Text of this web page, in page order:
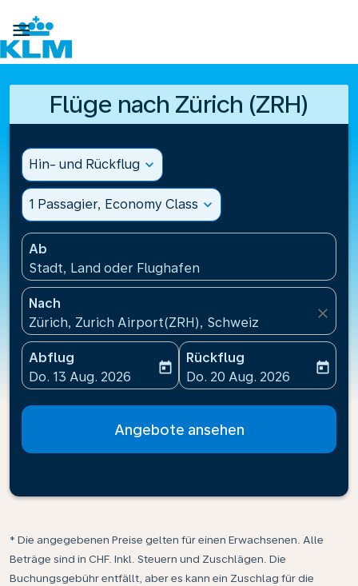

Flüge nach Zürich (ZRH)
Hin- und Rückflug expand_more
1 Passagier, Economy Class expand_more
Ab
Stadt, Land oder Flughafen
Nach
Zürich, Zurich Airport(ZRH), Schweiz
close
Abflug
fc-booking-departure-date-aria-label
Do. 13 Aug. 2026
today
Rückflug
fc-booking-return-date-
Do. 20 Aug. 2026
today
Angebote ansehen
* Die angegebenen Preise gelten für einen Erwachsenen. Alle
Beträge sind in CHF. Inkl. Steuern und Zuschlägen. Die
Buchungsgebühr entfällt, aber es kann ein Zuschlag für die